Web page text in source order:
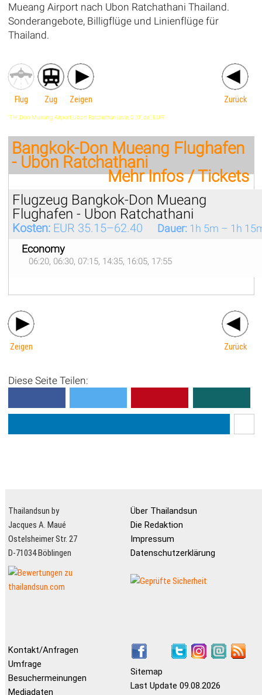
Mueang Airport nach Ubon Ratchathani Thailand.
Sonderangebote, Billigflüge und Linienflüge für
Thailand.
Flug Zug Zeigen Zurück
'TH',Don Mueang Airport,Ubon Ratchathani,avia,'0','0','de','EUR'
Bangkok-Don Mueang Flughafen
- Ubon Ratchathani
Mehr Infos / Tickets
Flugzeug Bangkok-Don Mueang
Flughafen - Ubon Ratchathani
Kosten:EUR 35.15–62.40 Dauer:1h 5m – 1h
Economy
06:20, 06:30, 07:15, 14:35, 16:05, 17:55
Zeigen Zurück
Diese Seite Teilen:
Thailandsun by
Jacques A. Maué
Ostelsheimer Str. 27
D-71034 Böblingen
Über Thailandsun
Die Redaktion
Impressum
Datenschutzerklärung
Kontakt/Anfragen
Umfrage
Besuchermeinungen
Mediadaten
Sitemap
Last Update 09.08.2026